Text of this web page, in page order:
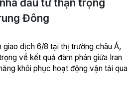
đầu tư thận trọng
Đông
giao dịch 6/8 tại thị trường châu Á,
về kết quả đàm phán giữa Iran
khôi phục hoạt động vận tải qua